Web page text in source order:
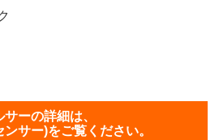
サーの詳細は、
サー)をご覧ください。